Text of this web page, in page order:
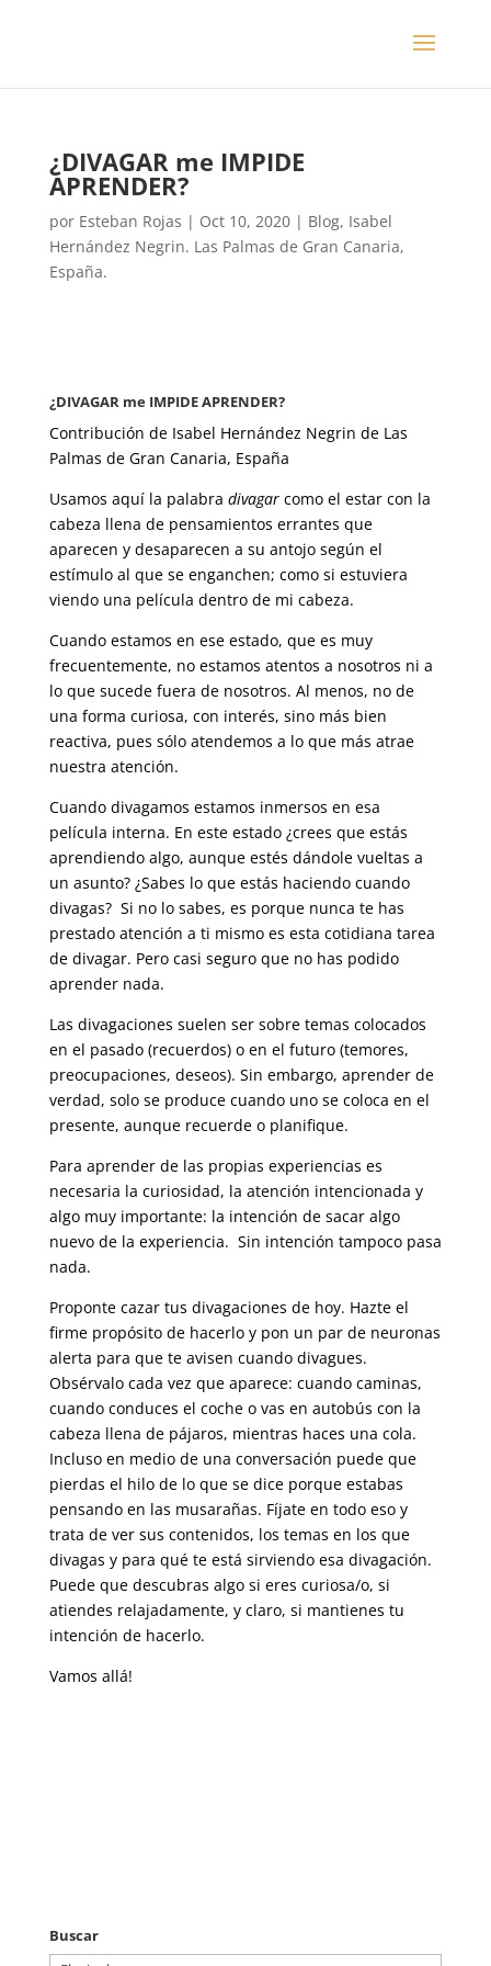
¿DIVAGAR me IMPIDE
APRENDER?
por Esteban Rojas | Oct 10, 2020| Blog, Isabel
Hernández Negrin. Las Palmas de Gran Canaria,
España.
¿DIVAGAR me IMPIDE APRENDER?
Contribución de Isabel Hernández Negrin de Las
Palmas de Gran Canaria, España
Usamos aquí la palabra divagar como el estar con la
cabeza llena de pensamientos errantes que
aparecen y desaparecen a su antojo según el
estímulo al que se enganchen; como si estuviera
viendo una película dentro de mi cabeza.
Cuando estamos en ese estado, que es muy
frecuentemente, no estamos atentos a nosotros ni a
lo que sucede fuera de nosotros. Al menos, no de
una forma curiosa, con interés, sino más bien
reactiva, pues sólo atendemos a lo que más atrae
nuestra atención.
Cuando divagamos estamos inmersos en esa
película interna. En este estado ¿crees que estás
aprendiendo algo, aunque estés dándole vueltas a
un asunto? ¿Sabes lo que estás haciendo cuando
divagas? Si no lo sabes, es porque nunca te has
prestado atención a ti mismo es esta cotidiana tarea
de divagar. Pero casi seguro que no has podido
aprender nada.
Las divagaciones suelen ser sobre temas colocados
en el pasado (recuerdos) o en el futuro (temores,
preocupaciones, deseos). Sin embargo, aprender de
verdad, solo se produce cuando uno se coloca en el
presente, aunque recuerde o planifique.
Para aprender de las propias experiencias es
necesaria la curiosidad, la atención intencionada y
algo muy importante: la intención de sacar algo
nuevo de la experiencia. Sin intención tampoco pasa
nada.
Proponte cazar tus divagaciones de hoy. Hazte el
firme propósito de hacerlo y pon un par de neuronas
alerta para que te avisen cuando divagues.
Obsérvalo cada vez que aparece: cuando caminas,
cuando conduces el coche o vas en autobús con la
cabeza llena de pájaros, mientras haces una cola.
Incluso en medio de una conversación puede que
pierdas el hilo de lo que se dice porque estabas
pensando en las musarañas. Fíjate en todo eso y
trata de ver sus contenidos, los temas en los que
divagas y para qué te está sirviendo esa divagación.
Puede que descubras algo si eres curiosa/o, si
atiendes relajadamente, y claro, si mantienes tu
intención de hacerlo.
Vamos allá!
Buscar